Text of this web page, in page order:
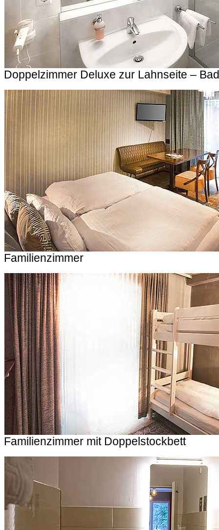
Doppelzimmer Deluxe zur Lahnseite –
Familienzimmer
Familienzimmer mit Doppelstockbett